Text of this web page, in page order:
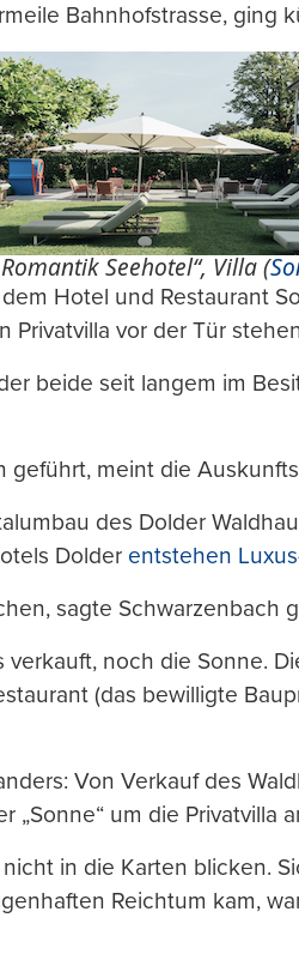
Bahnhofstrasse, ging
Seehotel“, Villa (
Hotel und Restaurant
vor der Tür
beide seit langem im
geführt, meint die
des Dolder
Dolder entstehen
sagte Schwarzenbach
verkauft, noch die Sonne.
(das bewilligte
Von Verkauf des
„Sonne“ um die Privatvilla
in die Karten blicken.
Reichtum kam,